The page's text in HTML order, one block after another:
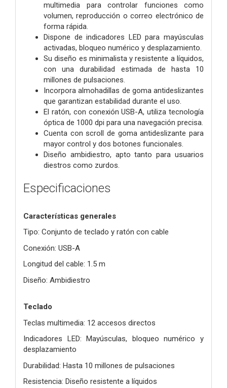
multimedia para controlar funciones como
volumen, reproducción o correo electrónico de
forma rápida.
Dispone de indicadores LED para mayúsculas
activadas, bloqueo numérico y desplazamiento.
Su diseño es minimalista y resistente a líquidos,
con una durabilidad estimada de hasta 10
millones de pulsaciones.
Incorpora almohadillas de goma antideslizantes
que garantizan estabilidad durante el uso.
El ratón, con conexión USB-A, utiliza tecnología
óptica de 1000 dpi para una navegación precisa.
Cuenta con scroll de goma antideslizante para
mayor control y dos botones funcionales.
Diseño ambidiestro, apto tanto para usuarios
diestros como zurdos.
Especificaciones
Características generales
Tipo: Conjunto de teclado y ratón con cable
Conexión: USB-A
Longitud del cable: 1.5 m
Diseño: Ambidiestro
Teclado
Teclas multimedia: 12 accesos directos
Indicadores LED: Mayúsculas, bloqueo numérico y
desplazamiento
Durabilidad: Hasta 10 millones de pulsaciones
Resistencia: Diseño resistente a líquidos